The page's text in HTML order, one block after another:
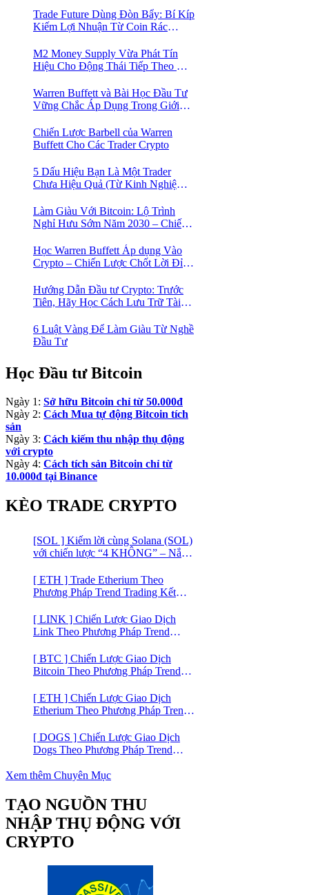
Trade Future Dùng Đòn Bẩy: Bí Kíp
Kiếm Lợi Nhuận Từ Coin Rác
Bán Khống
M2 Money Supply Vừa Phát Tín
Hiệu Cho Động Thái Tiếp Theo Của
Trader Đang Bỏ Lỡ! 🚀
Warren Buffett và Bài Học Đầu Tư
Vững Chắc Áp Dụng Trong Giới
Chiến Lược Barbell của Warren
Buffett Cho Các Trader Crypto
5 Dấu Hiệu Bạn Là Một Trader
Chưa Hiệu Quả (Từ Kinh Nghiệm
Làm Giàu Với Bitcoin: Lộ Trình
Nghỉ Hưu Sớm Năm 2030 – Chiến
Học Warren Buffett Áp dụng Vào
Crypto – Chiến Lược Chốt Lời Đỉnh
Hướng Dẫn Đầu tư Crypto: Trước
Tiên, Hãy Học Cách Lưu Trữ Tài
6 Luật Vàng Để Làm Giàu Từ Nghề
Đầu Tư
Học Đầu tư Bitcoin
Ngày 1: Sở hữu Bitcoin chỉ từ 50.000đ
Ngày 2: Cách Mua tự động Bitcoin tích
sản
Ngày 3: Cách kiếm thu nhập thụ động
với crypto
Ngày 4: Cách tích sản Bitcoin chỉ từ
10.000đ tại Binance
KÈO TRADE CRYPTO
[SOL ] Kiếm lời cùng Solana (SOL)
với chiến lược “4 KHÔNG” – Nắm
lý
[ ETH ] Trade Etherium Theo
Phương Pháp Trend Trading Kết
[ LINK ] Chiến Lược Giao Dịch
Link Theo Phương Pháp Trend
[ BTC ] Chiến Lược Giao Dịch
Bitcoin Theo Phương Pháp Trend
[ ETH ] Chiến Lược Giao Dịch
Etherium Theo Phương Pháp Trend
[ DOGS ] Chiến Lược Giao Dịch
Dogs Theo Phương Pháp Trend
Yết trên Binance
Xem thêm Chuyên Mục
TẠO NGUỒN THU
NHẬP THỤ ĐỘNG VỚI
CRYPTO